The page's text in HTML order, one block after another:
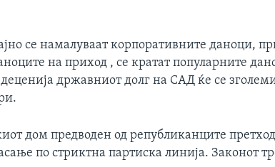
се намалуваат корпоративните даноци,
на приход , се кратат популарните
државниот долг на САД ќе се
дом предводен од републиканците
по стриктна партиска линија. Законот